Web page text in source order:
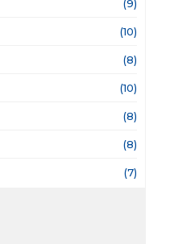
(9)
(10)
(8)
(10)
(8)
(8)
(7)